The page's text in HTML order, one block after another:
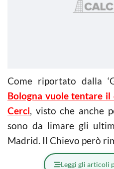
Come riportato dalla
Bologna vuole tentare
Cerci, visto che anche
sono da limare gli
Madrid. Il Chievo però
Leggi gli articoli